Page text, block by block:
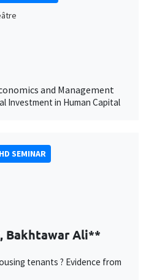
and Management
Investment in Human Capital
SEMINAR
Bakhtawar Ali**
tenants ? Evidence from